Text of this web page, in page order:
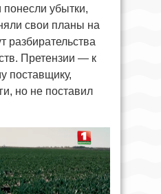
убытки,
свои планы на
разбирательства
Претензии — к
поставщику,
но не поставил